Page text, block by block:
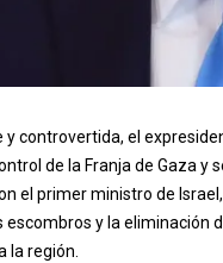
controvertida, el
de la Franja de Gaza y
el primer ministro de
y la eliminación
la región.